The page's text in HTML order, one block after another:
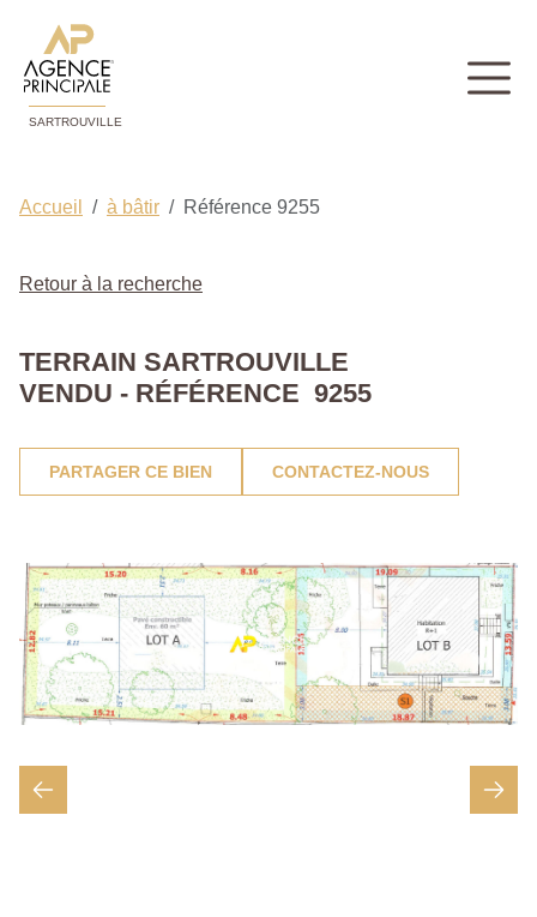
SARTROUVILLE
Accueil à bâtir Référence 9255
Retour à la recherche
TERRAIN SARTROUVILLE
VENDU - RÉFÉRENCE 9255
PARTAGER CE BIEN CONTACTEZ-NOUS